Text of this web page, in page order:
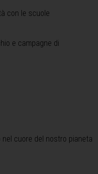
con le scuole
e campagne di
nel cuore del nostro pianeta